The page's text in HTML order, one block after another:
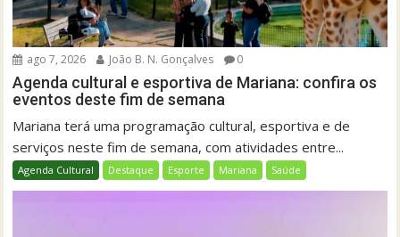
ago 7, 2026 João B. N. Gonçalves 0
Agenda cultural e esportiva de Mariana: confira os
eventos deste fim de semana
Mariana terá uma programação cultural, esportiva e de
serviços neste fim de semana, com atividades entre...
Agenda Cultural Destaque Esporte Mariana Saúde